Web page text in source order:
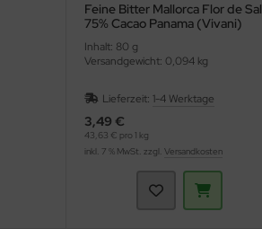
Feine Bitter Mallorca Flor de Sal
75% Cacao Panama (Vivani)
Inhalt: 80 g
Versandgewicht: 0,094 kg
Lieferzeit:1-4 Werktage
3,49 €
43,63 € pro 1 kg
inkl. 7 % MwSt. zzgl.Versandkosten